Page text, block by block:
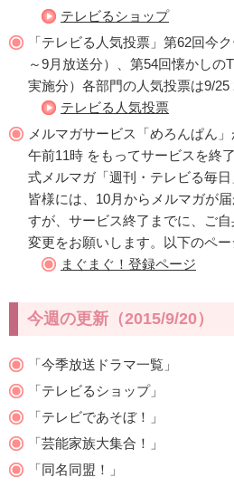
テレビるショップ
「テレビる人気投票」第62回今
～9月放送分）、第54回懐かしの
実施分）各部門の人気投票は9/25
テレビる人気投票
メルマガサービス「めろんぱん」
午前11時 をもってサービスを終
式メルマガ「週刊・テレビる毎
皆様には、10月からメルマガが
すが、サービス終了までに、ご
変更をお願いします。以下のペー
まぐまぐ！登録ページ
今週の更新（2015/9/20）
「今季放送ドラマ一覧」
「テレビるショップ」
「テレビであそぼ！」
「芸能家族大集合！」
「同名同盟！」